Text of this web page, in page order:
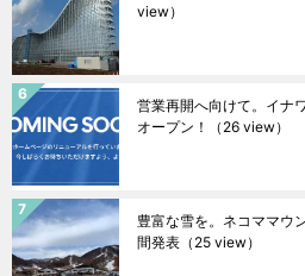
view）
営業再開へ向けて。イナ
オープン！
（26 view）
豊富な雪を。ネコママウ
間発表 （25 view）